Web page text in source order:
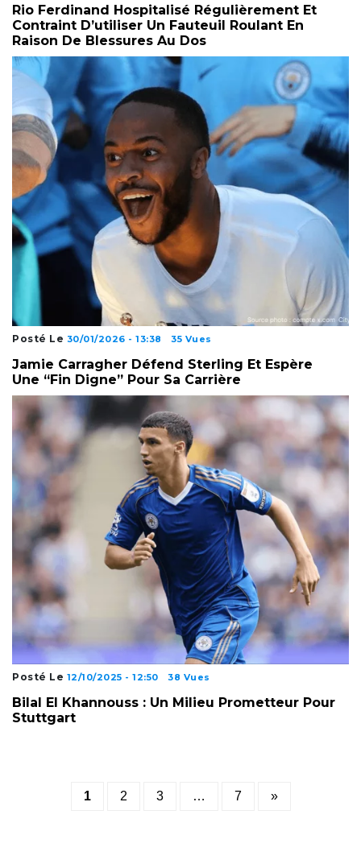
Rio Ferdinand Hospitalisé Régulièrement Et
Contraint D’utiliser Un Fauteuil Roulant En
Raison De Blessures Au Dos
Posté Le 30/01/2026 - 13:38 35 Vues
Jamie Carragher Défend Sterling Et Espère
Une “fin Digne” Pour Sa Carrière
Posté Le 12/10/2025 - 12:50 38 Vues
Bilal El Khannouss : Un Milieu Prometteur Pour
Stuttgart
Posts
1 2 3 … 7 »